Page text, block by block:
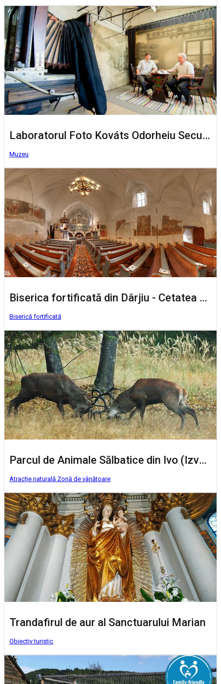
Laboratorul Foto Kováts Odorheiu Secuiesc
Muzeu
Biserica fortificată din Dârjiu - Cetatea Slăninilor
Biserică fortificată
Parcul de Animale Sălbatice din Ivo (Izvoare)
Atracție naturală Zonă de vânătoare
Trandafirul de aur al Sanctuarului Marian
Obiectiv turistic